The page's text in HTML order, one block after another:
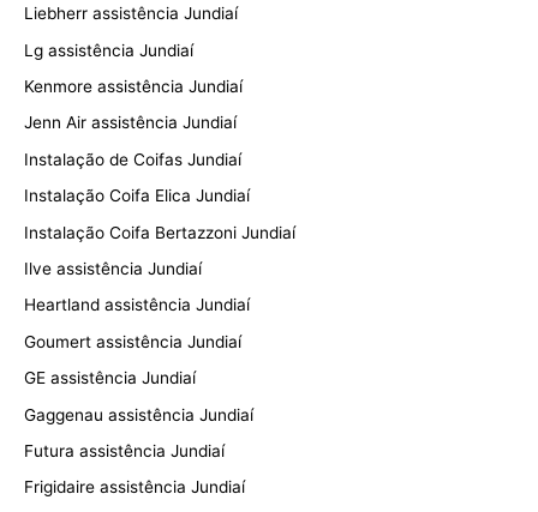
Liebherr assistência Jundiaí
Lg assistência Jundiaí
Kenmore assistência Jundiaí
Jenn Air assistência Jundiaí
Instalação de Coifas Jundiaí
Instalação Coifa Elica Jundiaí
Instalação Coifa Bertazzoni Jundiaí
Ilve assistência Jundiaí
Heartland assistência Jundiaí
Goumert assistência Jundiaí
GE assistência Jundiaí
Gaggenau assistência Jundiaí
Futura assistência Jundiaí
Frigidaire assistência Jundiaí